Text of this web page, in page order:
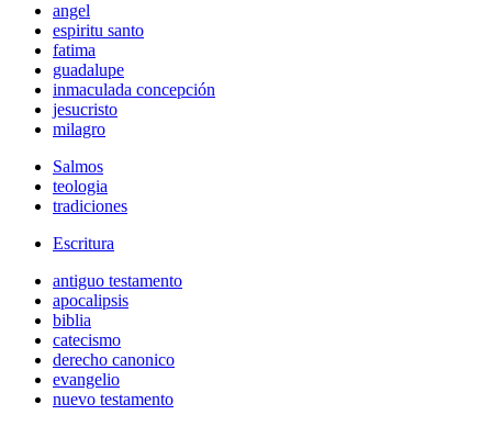
angel
espiritu santo
fatima
guadalupe
inmaculada concepción
jesucristo
milagro
Salmos
teologia
tradiciones
Escritura
antiguo testamento
apocalipsis
biblia
catecismo
derecho canonico
evangelio
nuevo testamento